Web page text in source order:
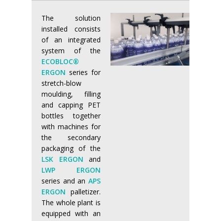
The solution
installed consists
of an integrated
system of the
ECOBLOC®
ERGON series for
stretch-blow
moulding, filling
and capping PET
bottles together
with machines for
the secondary
packaging of the
LSK ERGON
and
LWP ERGON
series and an APS
ERGON palletizer.
The whole plant is
equipped with an